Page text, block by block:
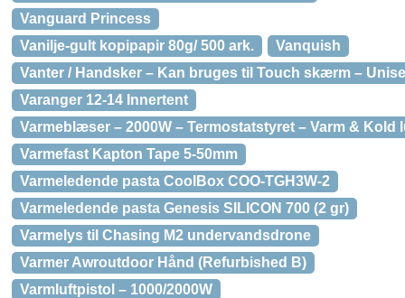
Vanguard Princess
Vanilje-gult kopipapir 80g/ 500 ark.
Vanquish
Vanter / Handsker – Kan bruges til Touch skærm –
Varanger 12-14 Innertent
Varmeblæser – 2000W – Termostatstyret – Varm & Kold
Varmefast Kapton Tape 5-50mm
Varmeledende pasta CoolBox COO-TGH3W-2
Varmeledende pasta Genesis SILICON 700 (2 gr)
Varmelys til Chasing M2 undervandsdrone
Varmer Awroutdoor Hånd (Refurbished B)
Varmluftpistol – 1000/2000W